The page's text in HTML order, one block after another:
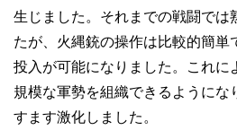
生じました。それまでの戦闘では
たが、火縄銃の操作は比較的簡単
投入が可能になりました。これに
規模な軍勢を組織できるようにな
すます激化しました。